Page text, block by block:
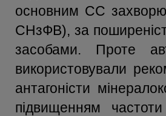
основним СС
СНзФВ), за
засобами. Проте
використовували
антагоністи
підвищенням